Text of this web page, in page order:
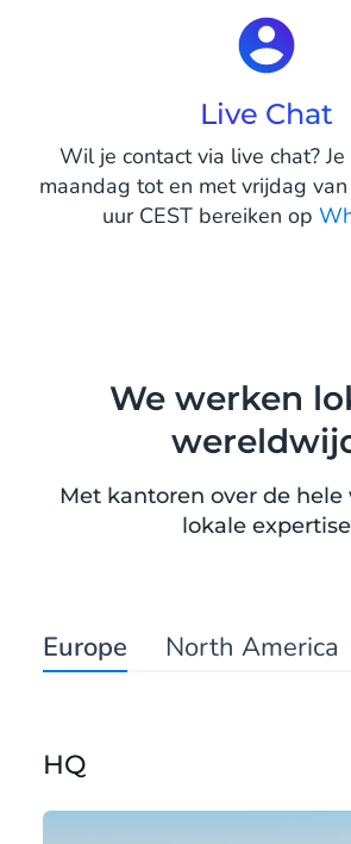
Live Chat
Wil je contact via live chat?
maandag tot en met vrijdag
uur CEST bereiken op
We werken
Met kantoren over de
lokale expertise
Europe North America
HQ